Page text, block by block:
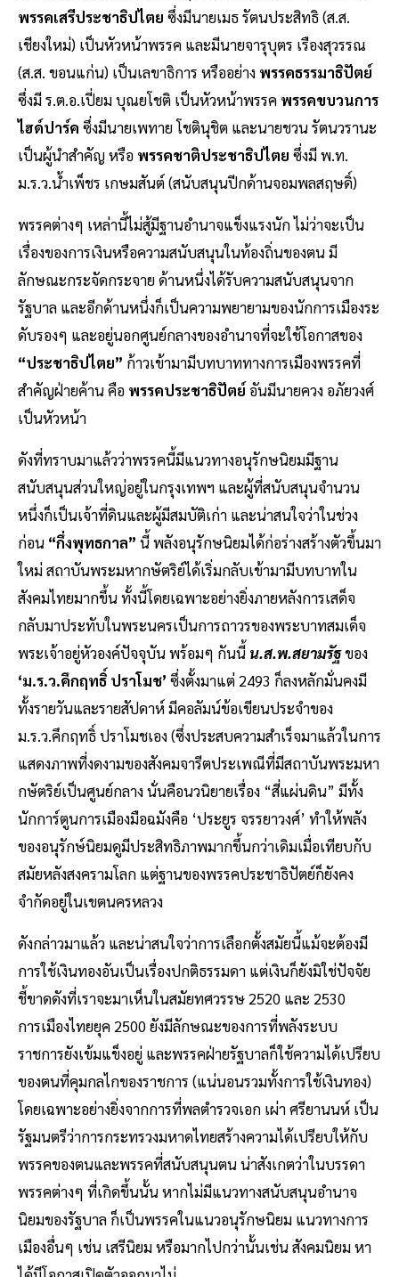
พรรคเสรีประชาธิปไตย ซึ่งมีนายเมธ รัตนประสิทธิ (ส.ส.
เชียงใหม่) เป็นหัวหน้าพรรค และมีนายจารุบุตร เรืองสุวรรณ
(ส.ส. ขอนแก่น) เป็นเลขาธิการ หรืออย่าง พรรคธรรมาธิปัตย์
ซึ่งมี ร.ต.อ.เปี่ยม บุณยโชติ เป็นหัวหน้าพรรค พรรคขบวนการ
ไฮด์ปาร์ค ซึ่งมีนายเพทาย โชตินุชิต และนายชวน รัตนวรานะ
เป็นผู้นำสำคัญ หรือ พรรคชาติประชาธิปไตย ซึ่งมี พ.ท.
ม.ร.ว.น้ำเพ็ชร เกษมสันต์ (สนับสนุนปีกด้านจอมพลสฤษดิ์)
พรรคต่างๆ เหล่านี้ไม่สู้มีฐานอำนาจแข็งแรงนัก ไม่ว่าจะเป็น
เรื่องของการเงินหรือความสนับสนุนในท้องถิ่นของตน มี
ลักษณะกระจัดกระจาย ด้านหนึ่งได้รับความสนับสนุนจาก
รัฐบาล และอีกด้านหนึ่งก็เป็นความพยายามของนักการเมืองระ
ดับรองๆ และอยู่นอกศูนย์กลางของอำนาจที่จะใช้โอกาสของ
“ประชาธิปไตย” ก้าวเข้ามามีบทบาททางการเมืองพรรคที่
สำคัญฝ่ายค้าน คือ พรรคประชาธิปัตย์ อันมีนายควง อภัยวงศ์
เป็นหัวหน้า
ดังที่ทราบมาแล้วว่าพรรคนี้มีแนวทางอนุรักษนิยมมีฐาน
สนับสนุนส่วนใหญ่อยู่ในกรุงเทพฯ และผู้ที่สนับสนุนจำนวน
หนึ่งก็เป็นเจ้าที่ดินและผู้มีสมบัติเก่า และน่าสนใจว่าในช่วง
ก่อน “กึ่งพุทธกาล” นี้ พลังอนุรักษนิยมได้ก่อร่างสร้างตัวขึ้นมา
ใหม่ สถาบันพระมหากษัตริย์ได้เริ่มกลับเข้ามามีบทบาทใน
สังคมไทยมากขึ้น ทั้งนี้โดยเฉพาะอย่างยิ่งภายหลังการเสด็จ
กลับมาประทับในพระนครเป็นการถาวรของพระบาทสมเด็จ
พระเจ้าอยู่หัวองค์ปัจจุบัน พร้อมๆ กันนี้ น.ส.พ.สยามรัฐของ
‘ม.ร.ว.คึกฤทธิ์ ปราโมช’ ซึ่งตั้งมาแต่ 2493 ก็ลงหลักมั่นคงมี
ทั้งรายวันและรายสัปดาห์ มีคอลัมน์ข้อเขียนประจำของ
ม.ร.ว.คึกฤทธิ์ ปราโมชเอง (ซึ่งประสบความสำเร็จมาแล้วในการ
แสดงภาพที่งดงามของสังคมจารีตประเพณีที่มีสถาบันพระมหา
กษัตริย์เป็นศูนย์กลาง นั่นคือนวนิยายเรื่อง “สี่แผ่นดิน” มีทั้ง
นักการ์ตูนการเมืองมือฉมังคือ ‘ประยูร จรรยาวงศ์’ ทำให้พลัง
ของอนุรักษ์นิยมดูมีประสิทธิภาพมากขึ้นกว่าเดิมเมื่อเทียบกับ
สมัยหลังสงครามโลก แต่ฐานของพรรคประชาธิปัตย์ก็ยังคง
จำกัดอยู่ในเขตนครหลวง
ดังกล่าวมาแล้ว และน่าสนใจว่าการเลือกตั้งสมัยนี้แม้จะต้องมี
การใช้เงินทองอันเป็นเรื่องปกติธรรมดา แต่เงินก็ยังมิใช่ปัจจัย
ชี้ขาดดังที่เราจะมาเห็นในสมัยทศวรรษ 2520 และ 2530
การเมืองไทยยุค 2500 ยังมีลักษณะของการที่พลังระบบ
ราชการยังเข้มแข็งอยู่ และพรรคฝ่ายรัฐบาลก็ใช้ความได้เปรียบ
ของตนที่คุมกลไกของราชการ (แน่นอนรวมทั้งการใช้เงินทอง)
โดยเฉพาะอย่างยิ่งจากการที่พลตำรวจเอก เผ่า ศรียานนห์ เป็น
รัฐมนตรีว่าการกระทรวงมหาดไทยสร้างความได้เปรียบให้กับ
พรรคของตนและพรรคที่สนับสนุนตน น่าสังเกตว่าในบรรดา
พรรคต่างๆ ที่เกิดขึ้นนั้น หากไม่มีแนวทางสนับสนุนอำนาจ
นิยมของรัฐบาล ก็เป็นพรรคในแนวอนุรักษนิยม แนวทางการ
เมืองอื่นๆ เช่น เสรีนิยม หรือมากไปกว่านั้นเช่น สังคมนิยม หา